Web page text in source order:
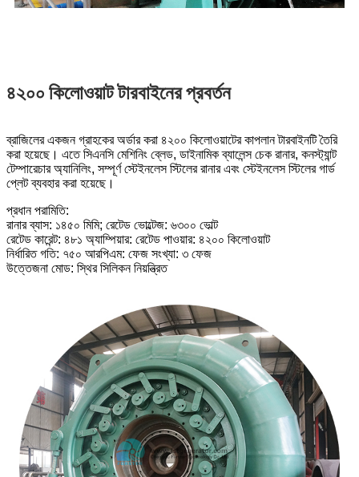
৪২০০ কিলোওয়াট টারবাইনের প্রবর্তন
ব্রাজিলের একজন গ্রাহকের অর্ডার করা ৪২০০ কিলোওয়াটের কাপলান টারবাইনটি তৈরি
করা হয়েছে। এতে সিএনসি মেশিনিং ব্লেড, ডাইনামিক ব্যালেন্স চেক রানার, কনস্ট্যান্ট
টেম্পারেচার অ্যানিলিং, সম্পূর্ণ স্টেইনলেস স্টিলের রানার এবং স্টেইনলেস স্টিলের গার্ড
প্লেট ব্যবহার করা হয়েছে।
প্রধান পরামিতি:
রানার ব্যাস: ১৪৫০ মিমি; রেটেড ভোল্টেজ: ৬৩০০ ভোল্ট
রেটেড কারেন্ট: ৪৮১ অ্যাম্পিয়ার: রেটেড পাওয়ার: ৪২০০ কিলোওয়াট
নির্ধারিত গতি: ৭৫০ আরপিএম: ফেজ সংখ্যা: ৩ ফেজ
উত্তেজনা মোড: স্থির সিলিকন নিয়ন্ত্রিত